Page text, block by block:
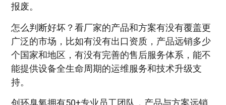
报废。
怎么判断好坏？看厂家的产品和方案有没有覆盖更
广泛的市场，比如有没有出口资质，产品远销多少
个国家和地区，有没有完善的售后服务体系，能不
能提供设备全生命周期的运维服务和技术升级支
持。
创环臭氧拥有50+专业员工团队，产品与方案远销